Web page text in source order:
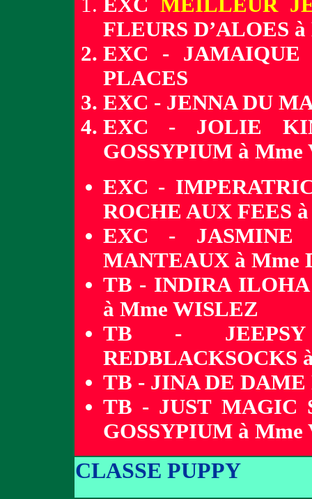
EXC MEILLEUR
FLEURS D’ALOES
EXC -
PLACES
EXC - JENNA DU
EXC - JOLIE
GOSSYPIUM à
EXC -
ROCHE AUX FEES
EXC - JASMINE
MANTEAUX à Mme
TB - INDIRA
à Mme WISLEZ
TB -
REDBLACKSOCKS
TB - JINA DE
TB - JUST MAGIC
GOSSYPIUM à
CLASSE PUPPY